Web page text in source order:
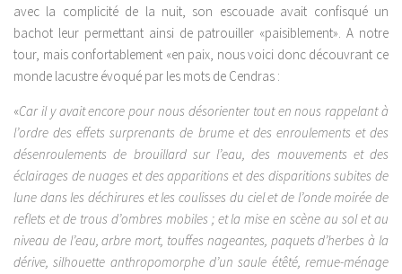
avec la complicité de la nuit, son escouade avait confisqué un
bachot leur permettant ainsi de patrouiller «paisiblement». A notre
tour, mais confortablement «en paix, nous voici donc découvrant ce
monde lacustre évoqué par les mots de Cendras :
«Car il y avait encore pour nous désorienter tout en nous rappelant à
l’ordre des effets surprenants de brume et des enroulements et des
désenroulements de brouillard sur l’eau, des mouvements et des
éclairages de nuages et des apparitions et des disparitions subites de
lune dans les déchirures et les coulisses du ciel et de l’onde moirée de
reflets et de trous d’ombres mobiles ; et la mise en scène au sol et au
niveau de l’eau, arbre mort, touffes nageantes, paquets d’herbes à la
dérive, silhouette anthropomorphe d’un saule étêté, remue-ménage